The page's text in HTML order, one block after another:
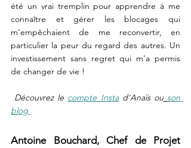
été un vrai tremplin pour apprendre à me
connaître et gérer les blocages qui
m’empêchaient de me reconvertir, en
particulier la peur du regard des autres. Un
investissement sans regret qui m’a permis
de changer de vie !
Découvrez le compte Insta d'Anaïs ou son
blog
Antoine Bouchard, Chef de Projet